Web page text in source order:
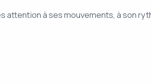
à ses mouvements, à son